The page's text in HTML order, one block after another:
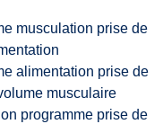
musculation prise de
alimentation prise de
musculaire
programme prise de